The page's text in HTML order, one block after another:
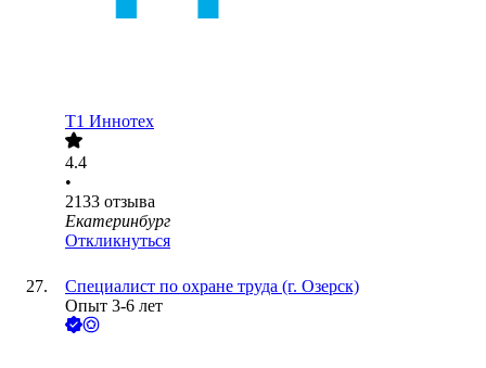
Т1 Иннотех
4.4
•
2133 отзыва
Екатеринбург
Откликнуться
Специалист по охране труда (г. Озерск)
Опыт 3-6 лет